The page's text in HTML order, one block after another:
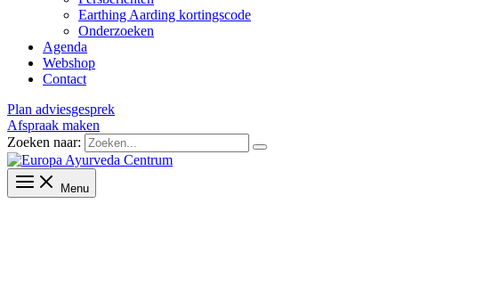
Earthing Aarding kortingscode
Onderzoeken
Agenda
Webshop
Contact
Plan adviesgesprek
Afspraak maken
Zoeken naar:
Menu